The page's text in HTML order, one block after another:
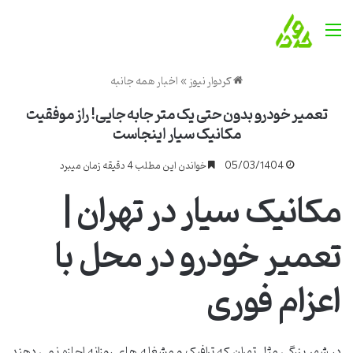
منو
کردوار نیوز»اخبار همه جانبه
تعمیر خودرو بدون حتی یک متر جابه جایی! راز موفقیت
مکانیک سیار اینجاست
05/03/1404 خواندن این مطلب 4 دقیقه زمان میبرد
مکانیک سیار در تهران |
تعمیر خودرو در محل با
اعزام فوری